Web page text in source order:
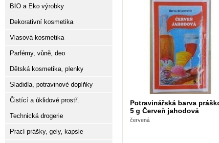
Potravinářská barva
5 g Červeň jahodová
červená
BIO a Eko výrobky
Dekorativní kosmetika
Vlasová kosmetika
Parfémy, vůně, deo
Dětská kosmetika, plenky
Sladidla, potravinové doplňky
Čistící a úklidové prostř.
Technická drogerie
Prací prášky, gely, kapsle